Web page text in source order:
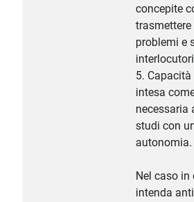
concepite
problemi e
5.
intesa
necessaria
studi con
autonomia.
Nel caso
intenda